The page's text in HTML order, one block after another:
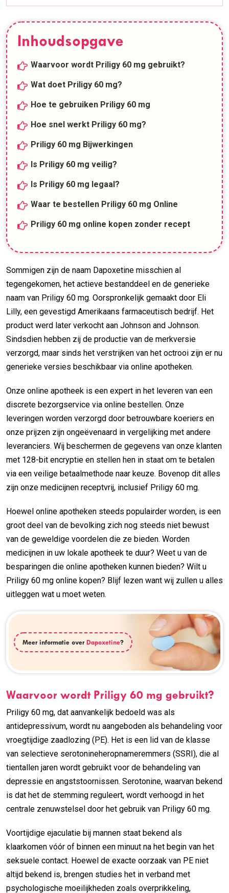
Inhoudsopgave
Waarvoor wordt Priligy 60 mg gebruikt?
Wat doet Priligy 60 mg?
Hoe te gebruiken Priligy 60 mg
Hoe snel werkt Priligy 60 mg?
Priligy 60 mg Bijwerkingen
Is Priligy 60 mg veilig?
Is Priligy 60 mg legaal?
Waar te bestellen Priligy 60 mg Online
Priligy 60 mg online kopen zonder recept
Sommigen zijn de naam Dapoxetine misschien al
tegengekomen, het actieve bestanddeel en de generieke
naam van Priligy 60 mg. Oorspronkelijk gemaakt door Eli
Lilly, een gevestigd Amerikaans farmaceutisch bedrijf. Het
product werd later verkocht aan Johnson and Johnson.
Sindsdien hebben zij de productie van de merkversie
verzorgd, maar sinds het verstrijken van het octrooi zijn er nu
generieke versies beschikbaar via online apotheken.
Onze online apotheek is een expert in het leveren van een
discrete bezorgservice via online bestellen. Onze
leveringen worden verzorgd door betrouwbare koeriers en
onze prijzen zijn ongeëvenaard in vergelijking met andere
leveranciers. Wij beschermen de gegevens van onze klanten
met 128-bit encryptie en stellen hen in staat om te betalen
via een veilige betaalmethode naar keuze. Bovenop dit alles
zijn onze medicijnen receptvrij, inclusief Priligy 60 mg.
Hoewel online apotheken steeds populairder worden, is een
groot deel van de bevolking zich nog steeds niet bewust
van de geweldige voordelen die ze bieden. Worden
medicijnen in uw lokale apotheek te duur? Weet u van de
besparingen die online apotheken kunnen bieden? Wilt u
Priligy 60 mg online kopen? Blijf lezen want wij zullen u alles
uitleggen wat u moet weten.
Meer informatie over Dapoxetine?
Waarvoor wordt Priligy 60 mg gebruikt?
Priligy 60 mg, dat aanvankelijk bedoeld was als
antidepressivum, wordt nu aangeboden als behandeling voor
vroegtijdige zaadlozing (PE). Het is een lid van de klasse
van selectieve serotonineheropnameremmers (SSRI), die al
tientallen jaren wordt gebruikt voor de behandeling van
depressie en angststoornissen. Serotonine, waarvan bekend
is dat het de stemming reguleert, wordt verhoogd in het
centrale zenuwstelsel door het gebruik van Priligy 60 mg.
Voortijdige ejaculatie bij mannen staat bekend als
klaarkomen vóór of binnen een minuut na het begin van het
seksuele contact. Hoewel de exacte oorzaak van PE niet
altijd bekend is, brengen studies het in verband met
psychologische moeilijkheden zoals overprikkeling,